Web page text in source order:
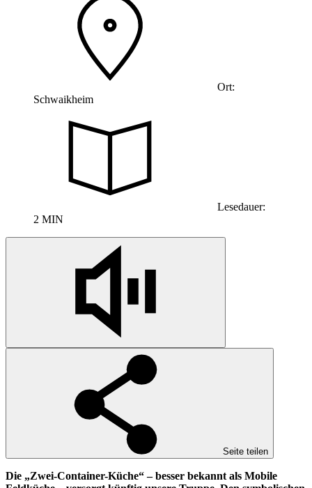
Ort:
Schwaikheim
Lesedauer:
2 MIN
Seite teilen
Die „Zwei-Container-Küche“ – besser bekannt als Mobile